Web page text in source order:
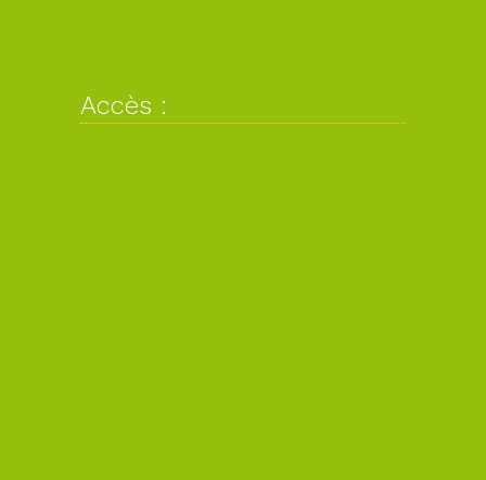
Accès :